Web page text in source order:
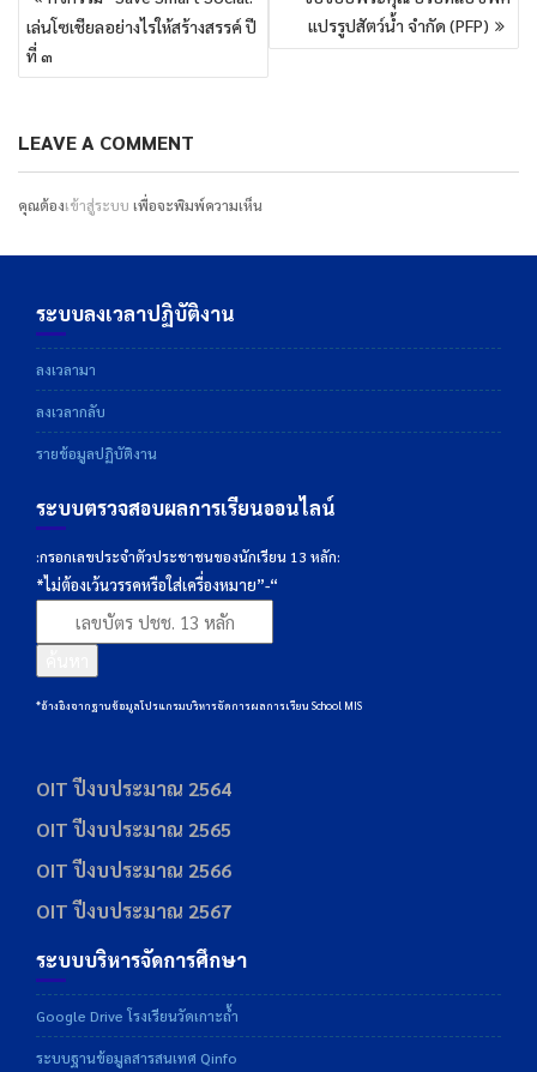
เรื่อง
เล่นโซเชียลอย่างไรให้สร้างสรรค์ ปี
ที่ ๓
แปรรูปสัตว์น้ำ จำกัด (PFP)
LEAVE A COMMENT
คุณต้องเข้าสู่ระบบ เพื่อจะพิมพ์ความเห็น
ระบบลงเวลาปฏิบัติงาน
ลงเวลามา
ลงเวลากลับ
รายข้อมูลปฏิบัติงาน
ระบบตรวจสอบผลการเรียนออนไลน์
:กรอกเลขประจำตัวประชาชนของนักเรียน 13 หลัก:
*ไม่ต้องเว้นวรรคหรือใส่เครื่องหมาย”-“
*อ้างอิงจากฐานข้อมูลโปรแกรมบริหารจัดการผลการเรียน School MIS
OIT ปีงบประมาณ 2564
OIT ปีงบประมาณ 2565
OIT ปีงบประมาณ 2566
OIT ปีงบประมาณ 2567
ระบบบริหารจัดการศึกษา
Google Drive โรงเรียนวัดเกาะถ้ำ
ระบบฐานข้อมูลสารสนเทศ Qinfo